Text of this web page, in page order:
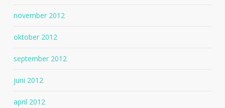
november 2012
oktober 2012
september 2012
juni 2012
april 2012